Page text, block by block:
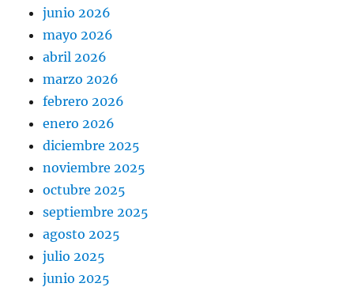
junio 2026
mayo 2026
abril 2026
marzo 2026
febrero 2026
enero 2026
diciembre 2025
noviembre 2025
octubre 2025
septiembre 2025
agosto 2025
julio 2025
junio 2025